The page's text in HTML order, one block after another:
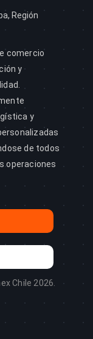
Región
comercio
y
y
de todos
operaciones
Chile 2026.